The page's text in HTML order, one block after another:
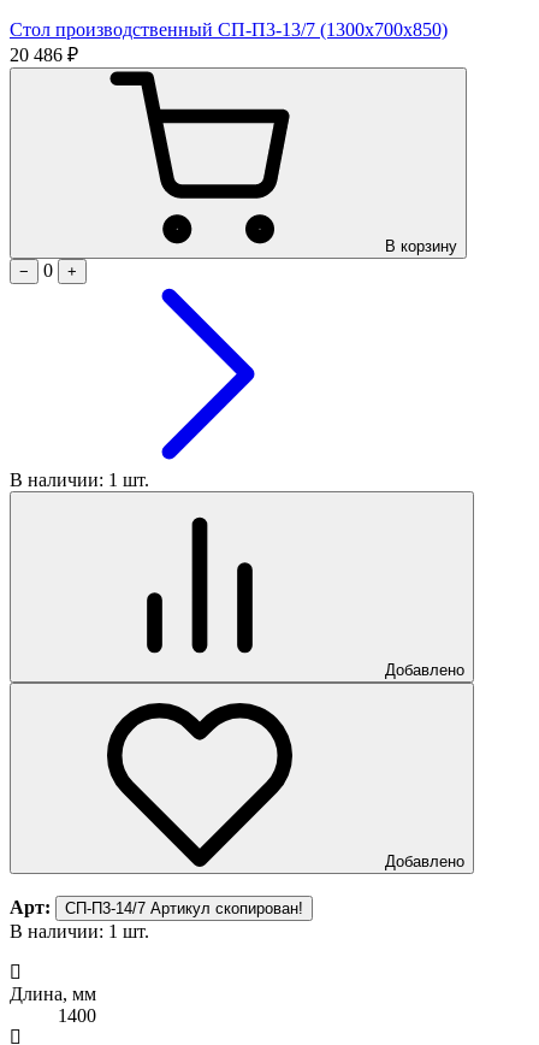
Стол производственный СП-П3-13/7 (1300х700х850)
20 486 ₽
В корзину
−
0 +
В наличии: 1 шт.
Добавлено
Добавлено
Арт: СП-П3-14/7 Артикул скопирован!
В наличии: 1 шт.
Длина, мм
1400